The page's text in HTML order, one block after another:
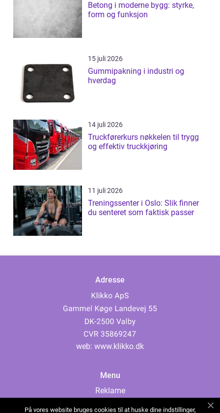
Betong i moderne bygg: styrke,
form og funksjon
15 juli 2026
Gummipakning i industri og
hverdag
14 juli 2026
Truckførerkurs nøkkelen til trygg
og effektiv truckkjøring
11 juli 2026
Treningssenter i Oslo: Slik finner
du senteret som faktisk passer
Adresse
web: www.klikko.dk
Menu
Reklame
På vores website bruges cookies til at huske dine indstillinger,